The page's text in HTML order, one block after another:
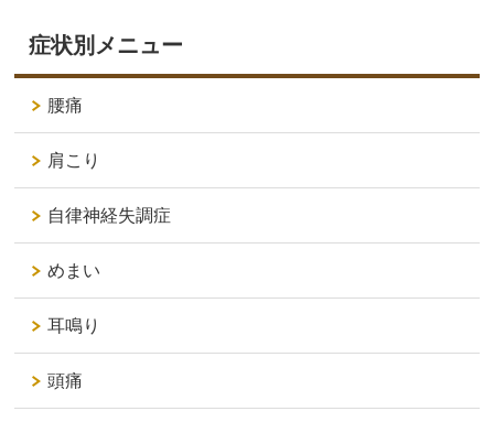
症状別メニュー
腰痛
肩こり
自律神経失調症
めまい
耳鳴り
頭痛